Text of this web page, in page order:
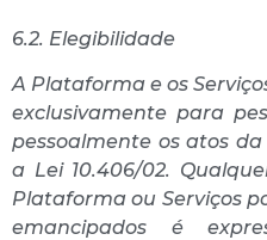
6.2. Elegibilidade
A Plataforma e os
exclusivamente para
pessoalmente os atos
a Lei 10.406/02.
Plataforma ou Serviços
emancipados é